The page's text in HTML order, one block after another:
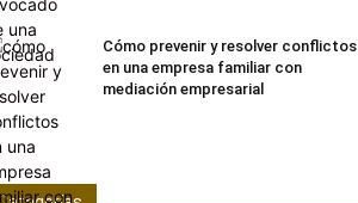
Cómo prevenir y resolver conflictos
en una empresa familiar con
mediación empresarial